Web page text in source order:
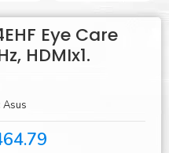
Eye Care
HDMIx1.
Asus